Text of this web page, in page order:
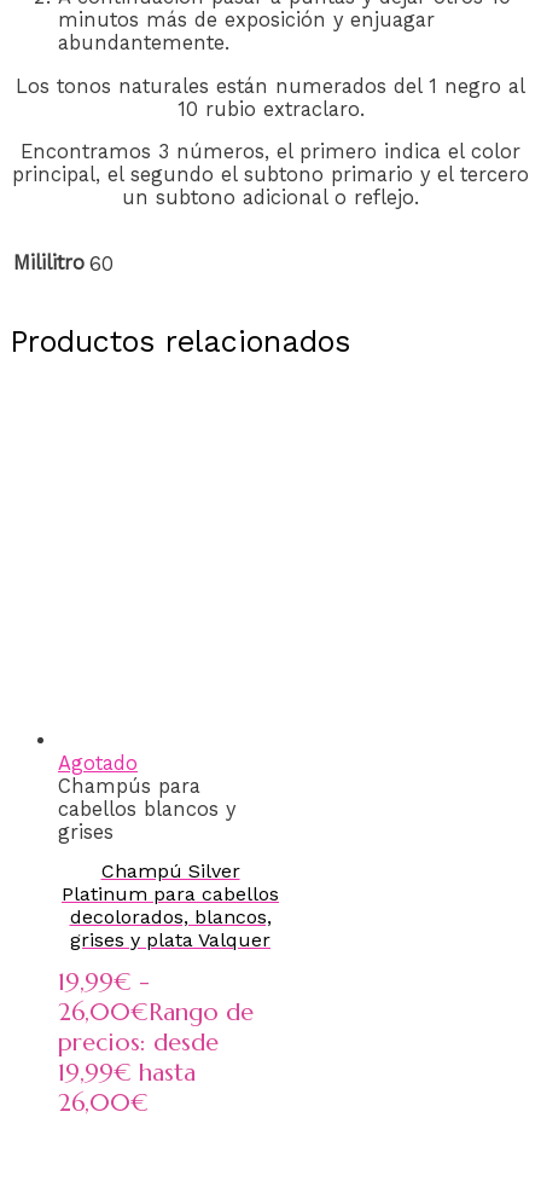
minutos más de exposición y enjuagar
abundantemente.
Los tonos naturales están numerados del 1 negro al
10 rubio extraclaro.
Encontramos 3 números, el primero indica el color
principal, el segundo el subtono primario y el tercero
un subtono adicional o reflejo.
Mililitro 60
Productos relacionados
Agotado
Champús para
cabellos blancos y
grises
Champú Silver
Platinum para cabellos
decolorados, blancos,
grises y plata Valquer
19,99€ -
26,00€Rango de
precios: desde
19,99€ hasta
26,00€